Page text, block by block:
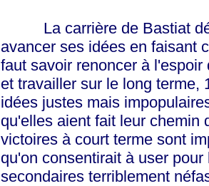
La carrière de Bastiat
avancer ses idées en faisant
faut savoir renoncer à
et travailler sur le long terme,
idées justes mais
qu'elles aient fait leur chemin
victoires à court terme sont
qu'on consentirait à user
secondaires terriblement